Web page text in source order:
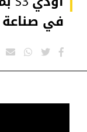
في صناعة